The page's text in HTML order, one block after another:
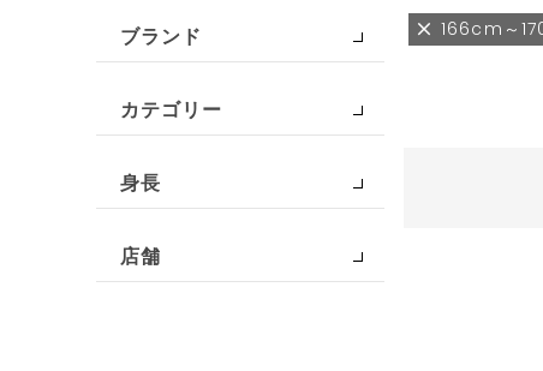
ブランド
カテゴリー
身長
店舗
166cm～